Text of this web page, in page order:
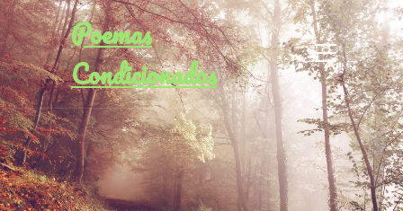
Poemas
Condicionados